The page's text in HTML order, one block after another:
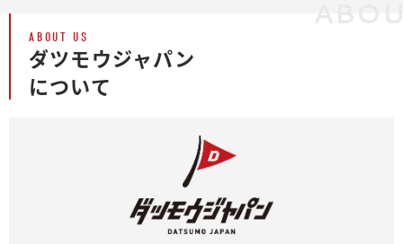
ABOUT US
ダツモウジャパン
について